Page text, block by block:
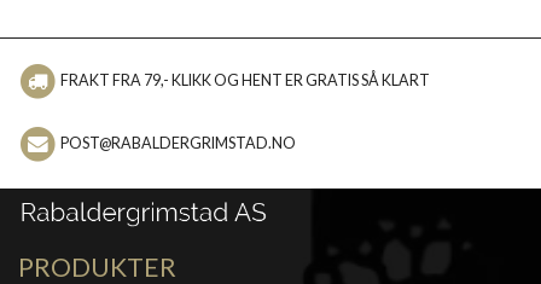
FRAKT FRA 79,- KLIKK OG HENT ER GRATIS SÅ KLART
POST@RABALDERGRIMSTAD.NO
PRODUKTER